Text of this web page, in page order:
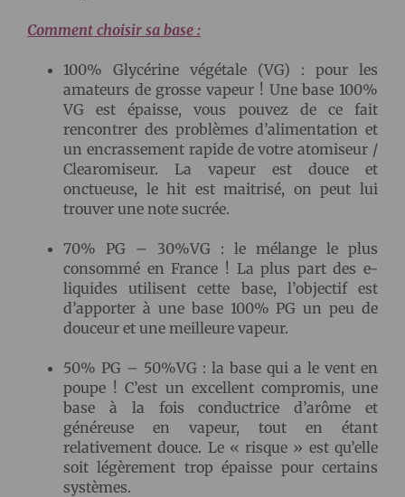
Comment choisir sa base :
100% Glycérine végétale (VG) : pour les
amateurs de grosse vapeur ! Une base 100%
VG est épaisse, vous pouvez de ce fait
rencontrer des problèmes d’alimentation et
un encrassement rapide de votre atomiseur /
Clearomiseur. La vapeur est douce et
onctueuse, le hit est maitrisé, on peut lui
trouver une note sucrée.
70% PG – 30%VG : le mélange le plus
consommé en France ! La plus part des e-
liquides utilisent cette base, l’objectif est
d’apporter à une base 100% PG un peu de
douceur et une meilleure vapeur.
50% PG – 50%VG : la base qui a le vent en
poupe ! C’est un excellent compromis, une
base à la fois conductrice d’arôme et
généreuse en vapeur, tout en étant
relativement douce. Le « risque » est qu’elle
soit légèrement trop épaisse pour certains
systèmes.